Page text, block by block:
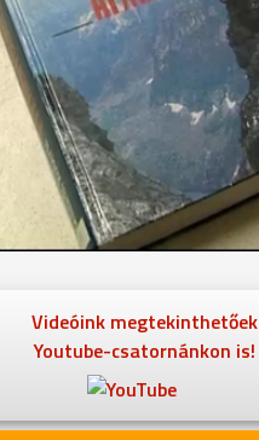
Videóink megtekinthetőek
Youtube-csatornánkon is!